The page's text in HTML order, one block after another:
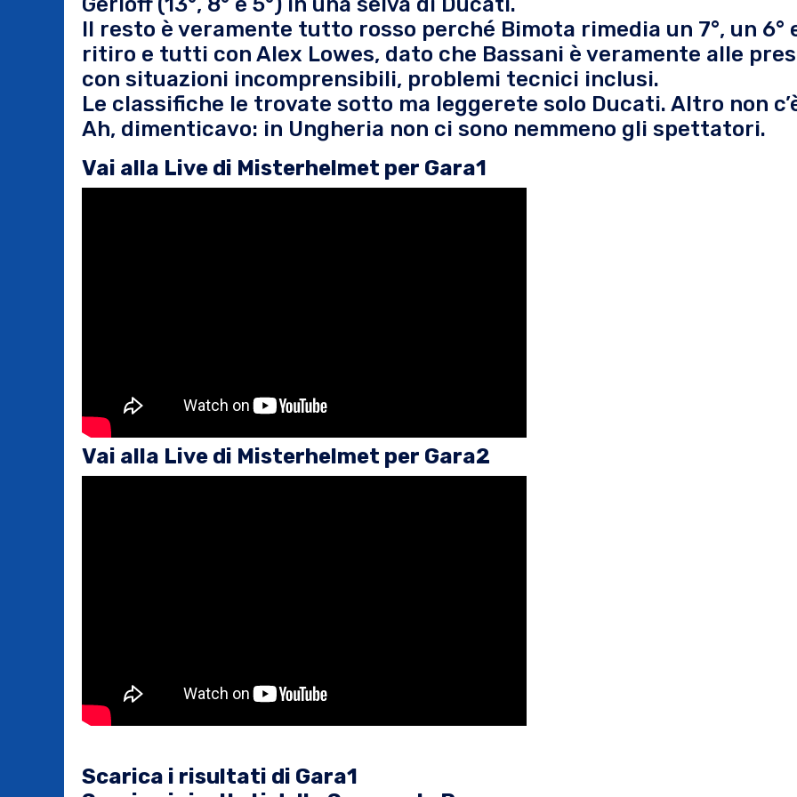
Il resto è veramente tutto rosso perché Bimota rimedia un 7°, un 6°
ritiro e tutti con Alex Lowes, dato che Bassani è veramente alle
con situazioni incomprensibili, problemi tecnici inclusi.
Le classifiche le trovate sotto ma leggerete solo Ducati. Altro non
Ah, dimenticavo: in Ungheria non ci sono nemmeno gli spettatori.
Vai alla Live di Misterhelmet per Gara1
Vai alla Live di Misterhelmet per Gara2
Scarica i risultati di Gara1